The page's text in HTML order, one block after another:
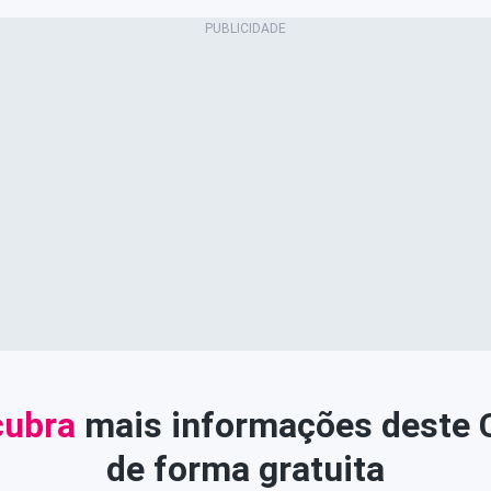
mais informações deste
de forma gratuita